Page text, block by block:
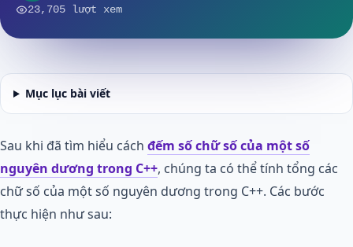
23,705 lượt xem
Mục lục bài viết
Sau khi đã tìm hiểu cách đếm số chữ số của một số
nguyên dương trong C++, chúng ta có thể tính tổng các
chữ số của một số nguyên dương trong C++. Các bước
thực hiện như sau: